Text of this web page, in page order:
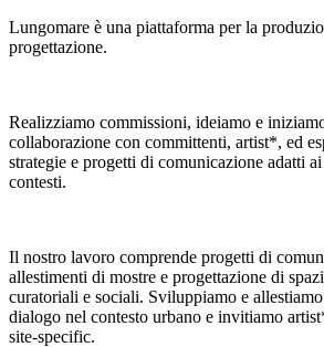
Lungomare è una piattaforma per la
progettazione.
Realizziamo commissioni, ideiamo e
collaborazione con committenti, artist*, ed
strategie e progetti di comunicazione adatti
contesti.
Il nostro lavoro comprende progetti di
allestimenti di mostre e progettazione di
curatoriali e sociali. Sviluppiamo e
dialogo nel contesto urbano e invitiamo
site-specific.